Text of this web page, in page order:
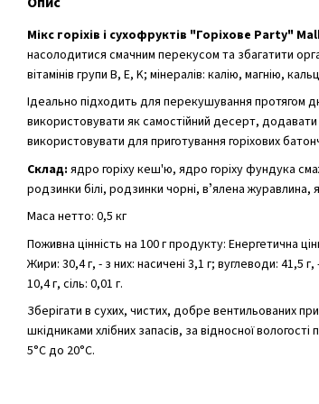
Мікс горіхів і сухофруктів "Горіхове Party"
насолодитися смачним перекусом та збагатити
вітамінів групи B, E, K; мінералів: калію, магнію,
Ідеально підходить для перекушування протягом
використовувати як самостійний десерт, додавати
використовувати для приготування горіхових
Склад: ядро горіху кеш'ю, ядро горіху фундука
родзинки білі, родзинки чорні, вʼялена журавлина,
Маса нетто: 0,5 кг
Поживна цінність на 100 г продукту: Енергетична
Жири: 30,4 г, - з них: насичені 3,1 г; вуглеводи: 41,5
10,4 г, сіль: 0,01 г.
Зберігати в сухих, чистих, добре вентильованих
шкідниками хлібних запасів, за відносної
5°С до 20°С.